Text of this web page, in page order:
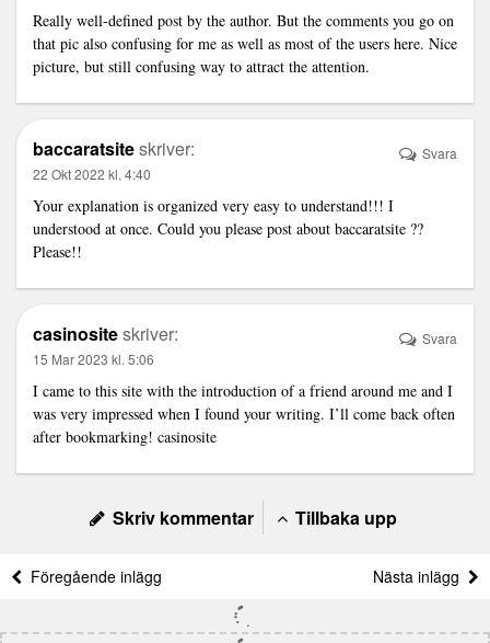
Really well-defined post by the author. But the comments you go on
that pic also confusing for me as well as most of the users here. Nice
picture, but still confusing way to attract the attention.
baccaratsiteskriver:
22 Okt 2022 kl. 4:40
Your explanation is organized very easy to understand!!! I
understood at once. Could you please post about baccaratsite ??
Please!!
Svara
casinositeskriver:
15 Mar 2023 kl. 5:06
I came to this site with the introduction of a friend around me and I
was very impressed when I found your writing. I’ll come back often
after bookmarking! casinosite
Svara
Skriv kommentar Tillbaka upp
Föregående inlägg Nästa inlägg